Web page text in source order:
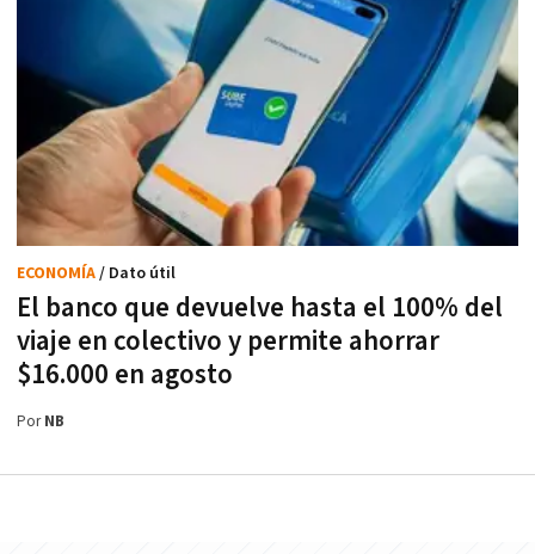
El banco que devuelve hasta el 100% del
viaje en colectivo y permite ahorrar
$16.000 en agosto
ECONOMÍA/ Dato útil
PorNB